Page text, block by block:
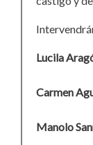
Lucila
Carmen
Manolo